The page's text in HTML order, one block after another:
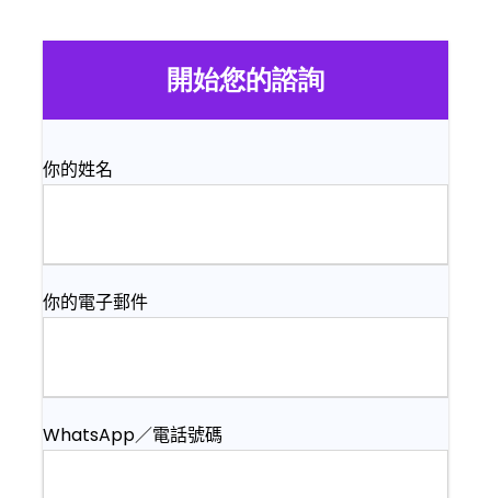
開始您的諮詢
你的姓名
你的電子郵件
WhatsApp／電話號碼